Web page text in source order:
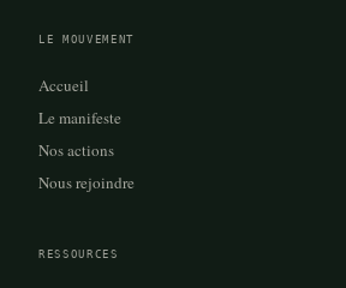
LE MOUVEMENT
Accueil
Le manifeste
Nos actions
Nous rejoindre
RESSOURCES